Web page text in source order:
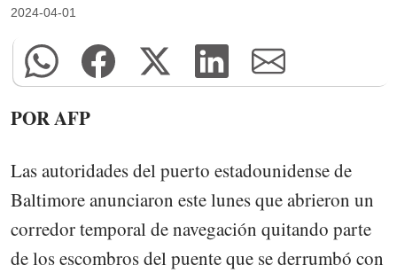
2024-04-01
POR AFP
Las autoridades del puerto estadounidense de
Baltimore anunciaron este lunes que abrieron un
corredor temporal de navegación quitando parte
de los escombros del puente que se derrumbó con